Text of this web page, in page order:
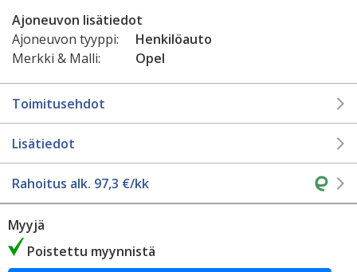
Ajoneuvon lisätiedot
Ajoneuvon tyyppi:
Henkilöauto
Merkki & Malli:
Opel
Toimitusehdot
Lisätiedot
Rahoitus alk. 97,3 €/kk
Myyjä
Poistettu myynnistä